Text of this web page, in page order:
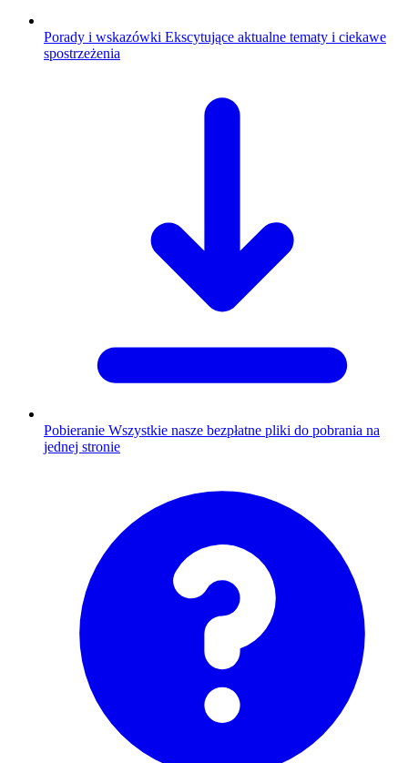
Porady i wskazówki Ekscytujące aktualne tematy i ciekawe
spostrzeżenia
Pobieranie Wszystkie nasze bezpłatne pliki do pobrania na
jednej stronie